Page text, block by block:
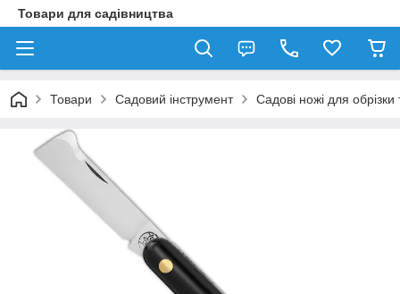
Товари для садівництва
Товари Садовий інструмент Садові ножі для